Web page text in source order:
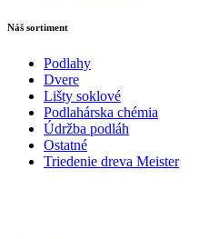
Náš sortiment
Podlahy
Dvere
Lišty soklové
Podlahárska chémia
Údržba podláh
Ostatné
Triedenie dreva Meister